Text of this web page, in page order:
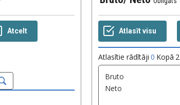
Atlasītie rādītāji 0 Kopā 2